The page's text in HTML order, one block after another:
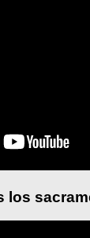
los